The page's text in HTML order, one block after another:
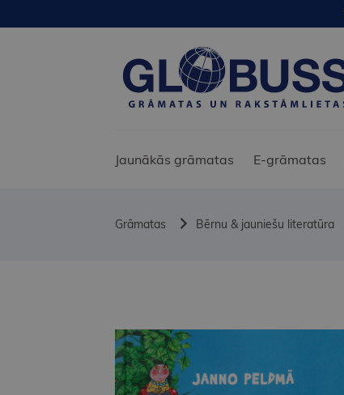
Jaunākās grāmatas E-grāmatas
Grāmatas Bērnu & jauniešu literatūra